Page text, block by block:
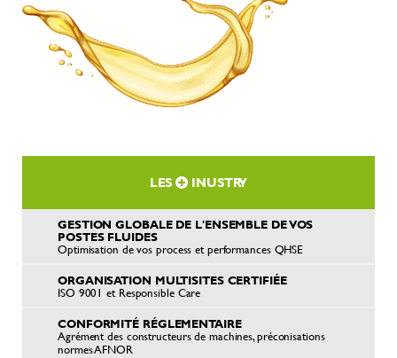
LES INUSTRY
GESTION GLOBALE DE L'ENSEMBLE DE VOS
POSTES FLUIDES
Optimisation de vos process et performances QHSE
ORGANISATION MULTISITES CERTIFIÉE
ISO 9001 et Responsible Care
CONFORMITÉ RÉGLEMENTAIRE
Agrément des constructeurs de machines, préconisations
normes AFNOR